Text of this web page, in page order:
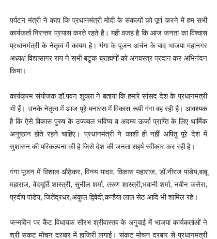
पर्यटन मंत्री ने कहा कि प्रधानमंत्री मोदी के संकल्पों को पूर्ण करने में हम सभी
कार्यकर्ता निरन्तर प्रयास करते रहते हैं। यही वजह है कि आज जनता का विश्वास
प्रधानमंत्री के नेतृत्व में कायम है। गंगा के पूजन अर्चन के बाद भाजपा महानगर
अध्यक्ष विद्यासागर राय ने सभी बटुक ब्राह्मणों को अंगवस्त्र प्रदान कर अभिनंदन
किया।
कार्यक्रम संयोजक डॉ.पवन शुक्ला ने बताया कि हमारे सांसद देश के प्रधानमंत्री
भी हैं। उनके नेतृत्व में आज पूरे बनारस में विकास रूपी गंगा बह रही है। आवश्यक
है कि ऐसे विकास पुरुष के उज्ज्वल भविष्य व अदम्य ऊर्जा प्राप्ति के लिए धार्मिक
अनुष्ठान होते रहने चाहिए। प्रधानमंत्री ने काशी ही नहीं अपितु पूरे देश में
सुशासन की परिकल्पना की है जिसे देश की जनता सहर्ष स्वीकार कर रही है।
गंगा पूजन में विशाल औढ़ेकर, विनय यादव, विकास महाराज, डॉ.नीरज पांडेय,बाबू
महाराज, वेदमूर्ति शास्त्री, सुनील शर्मा, तरुण शास्त्री,भवानी शर्मा, नवीन कसेरा,
प्रदीप पांडेय, जितेंद्रधर,अंकुल द्विवेदी,कन्हैया लाल सेठ आदि भी शामिल रहे।
जन्मदिन पर कैंट विधायक सौरभ श्रीवास्तव के अगुवाई में भाजपा कार्यकर्ताओं ने
श्री संकट मोचन दरबार में हाजिरी लगाई। संकट मोचन दरबार से प्रधानमंत्री